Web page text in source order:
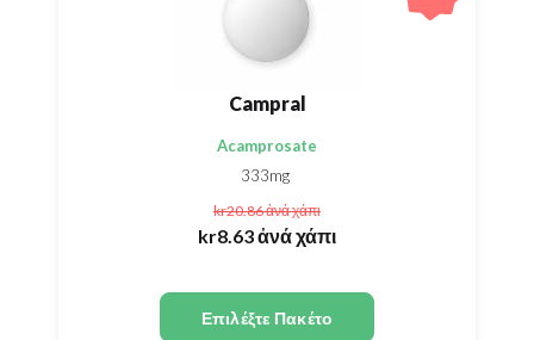
Campral
Acamprosate
333mg
kr20.86ἀνά χάπι
kr8.63ἀνά χάπι
Επιλέξτε Πακέτο